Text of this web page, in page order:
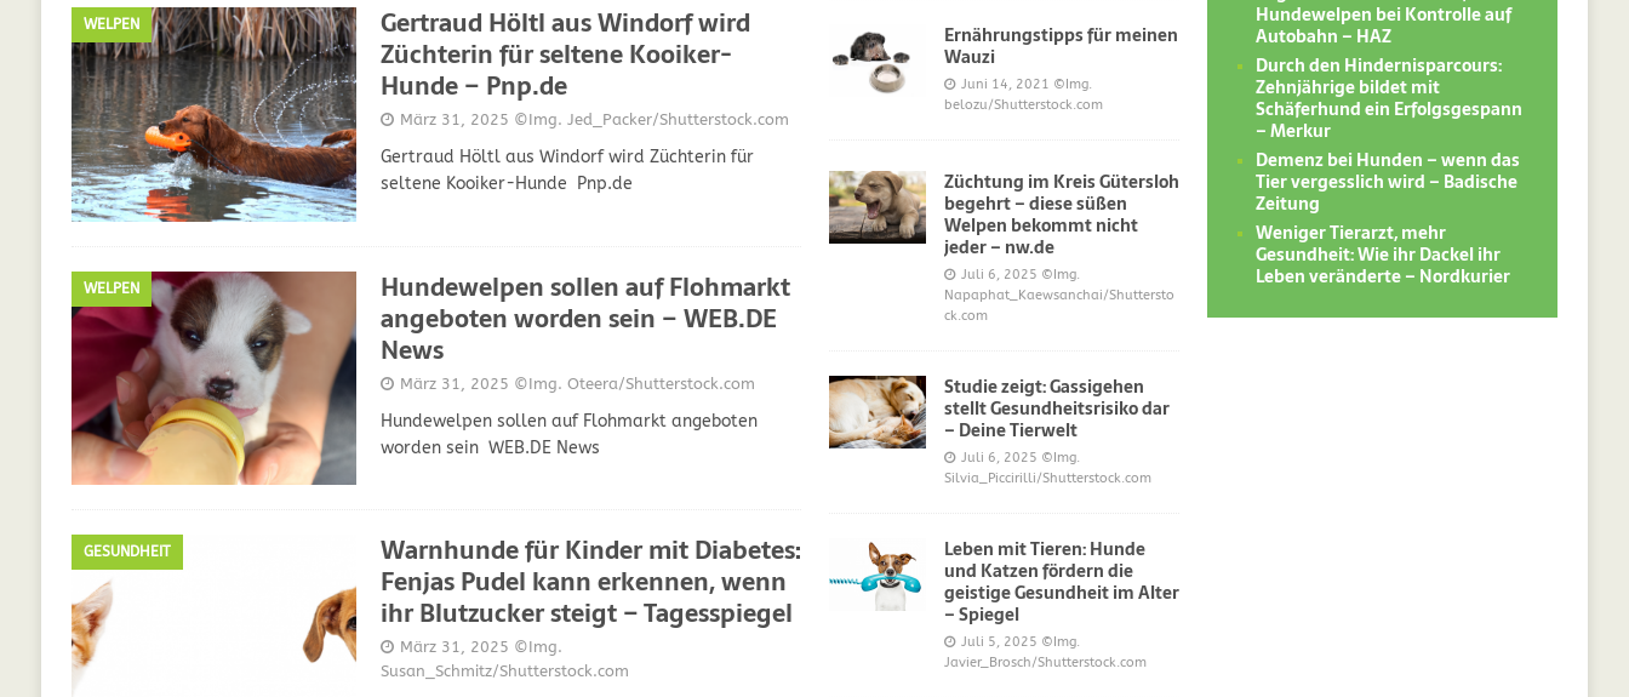
GESUNDHEIT
[ Juli 5, 2025 ] Der Wössinger Hundeverein frönt dem Hoopers-Sport – Badische Neueste Nachrichten SPORT
[ Juli 5, 2025 ] Unter Kritik: Prinzessin Kate und Prinz William müssen sich für ihre Welpen verantworten – OP-
Online WELPEN
[ September 29, 2021 ] DIES UND DAS
WELPEN
Gertraud Höltl aus Windorf wird
Züchterin für seltene Kooiker-
Hunde – Pnp.de
März 31, 2025 ©Img. Jed_Packer/Shutterstock.com
Gertraud Höltl aus Windorf wird Züchterin für
seltene Kooiker-Hunde Pnp.de
WELPEN
Hundewelpen sollen auf Flohmarkt
angeboten worden sein – WEB.DE
News
März 31, 2025 ©Img. Oteera/Shutterstock.com
Hundewelpen sollen auf Flohmarkt angeboten
worden sein WEB.DE News
GESUNDHEIT
Warnhunde für Kinder mit Diabetes:
Fenjas Pudel kann erkennen, wenn
ihr Blutzucker steigt – Tagesspiegel
März 31, 2025 ©Img.
Susan_Schmitz/Shutterstock.com
Ernährungstipps für meinen
Wauzi
Juni 14, 2021 ©Img.
belozu/Shutterstock.com
Züchtung im Kreis Gütersloh
begehrt – diese süßen
Welpen bekommt nicht
jeder – nw.de
Juli 6, 2025 ©Img.
Napaphat_Kaewsanchai/Shuttersto
ck.com
Studie zeigt: Gassigehen
stellt Gesundheitsrisiko dar
– Deine Tierwelt
Juli 6, 2025 ©Img.
Silvia_Piccirilli/Shutterstock.com
Leben mit Tieren: Hunde
und Katzen fördern die
geistige Gesundheit im Alter
– Spiegel
Juli 5, 2025 ©Img.
Javier_Brosch/Shutterstock.com
Hundewelpen bei Kontrolle auf
Autobahn – HAZ
Durch den Hindernisparcours:
Zehnjährige bildet mit
Schäferhund ein Erfolgsgespann
– Merkur
Demenz bei Hunden – wenn das
Tier vergesslich wird – Badische
Zeitung
Weniger Tierarzt, mehr
Gesundheit: Wie ihr Dackel ihr
Leben veränderte – Nordkurier